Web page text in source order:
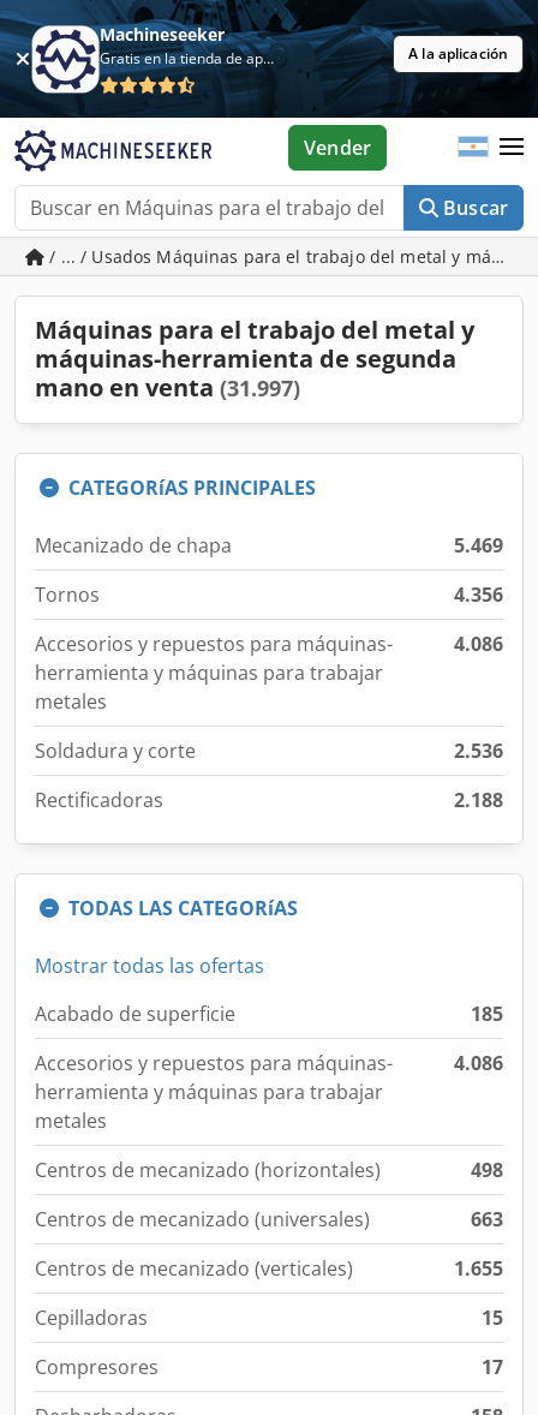
Machineseeker
Gratis en la tienda de aplicaciones A la aplicación
Buscar
Vender
/ ... / Usados Máquinas para el trabajo del metal y
Máquinas para el trabajo del metal y
máquinas-herramienta de segunda
mano en venta (31.997)
CATEGORíAS PRINCIPALES
Mecanizado de chapa
5.469
Tornos
4.356
Accesorios y repuestos para máquinas-
herramienta y máquinas para trabajar
metales
4.086
Soldadura y corte
2.536
Rectificadoras
2.188
TODAS LAS CATEGORíAS
Mostrar todas las ofertas
Acabado de superficie
185
Accesorios y repuestos para máquinas-
herramienta y máquinas para trabajar
metales
4.086
Centros de mecanizado (horizontales)
498
Centros de mecanizado (universales)
663
Centros de mecanizado (verticales)
1.655
Cepilladoras
15
Compresores
17